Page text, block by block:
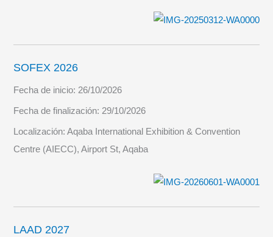
SOFEX 2026
Fecha de inicio: 26/10/2026
Fecha de finalización: 29/10/2026
Localización:Aqaba International Exhibition & Convention
Centre (AIECC), Airport St, Aqaba
LAAD 2027